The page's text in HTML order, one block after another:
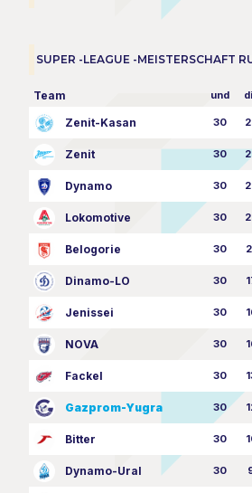
SUPER -LEAGUE -MEISTERSCHAFT
Team und
Zenit-Kasan 30
Zenit 30
Dynamo 30
Lokomotive 30
Belogorie 30
Dinamo-LO 30
Jenissei 30
NOVA 30
Fackel 30
Gazprom-Yugra 30
Bitter 30
Dynamo-Ural 30